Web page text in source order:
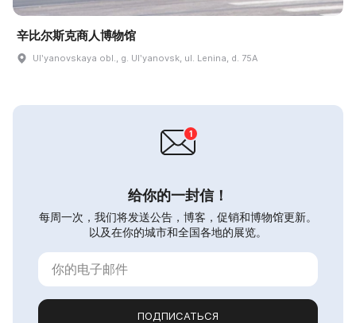
辛比尔斯克商人博物馆
Ulʹyanovskaya obl., g. Ulʹyanovsk, ul. Lenina, d. 75A
给你的一封信！
每周一次，我们将发送公告，博客，促销和博物馆更新。
以及在你的城市和全国各地的展览。
ПОДПИСАТЬСЯ